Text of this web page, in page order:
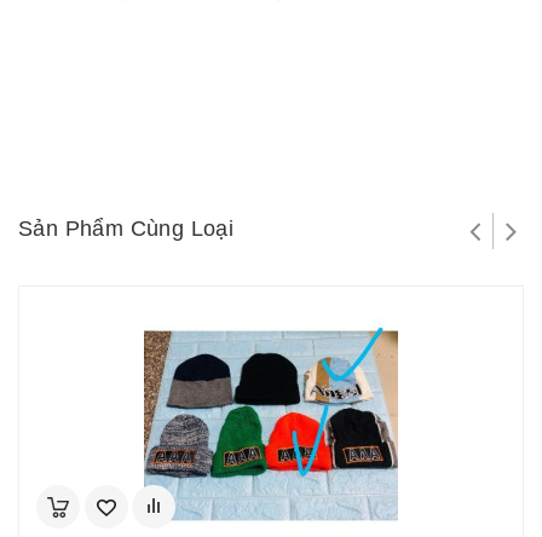
Sản Phẩm Cùng Loại